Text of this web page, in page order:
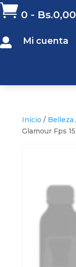
 0 - Bs.0,00
 Mi cuenta
Inicio / Belleza
Glamour Fps